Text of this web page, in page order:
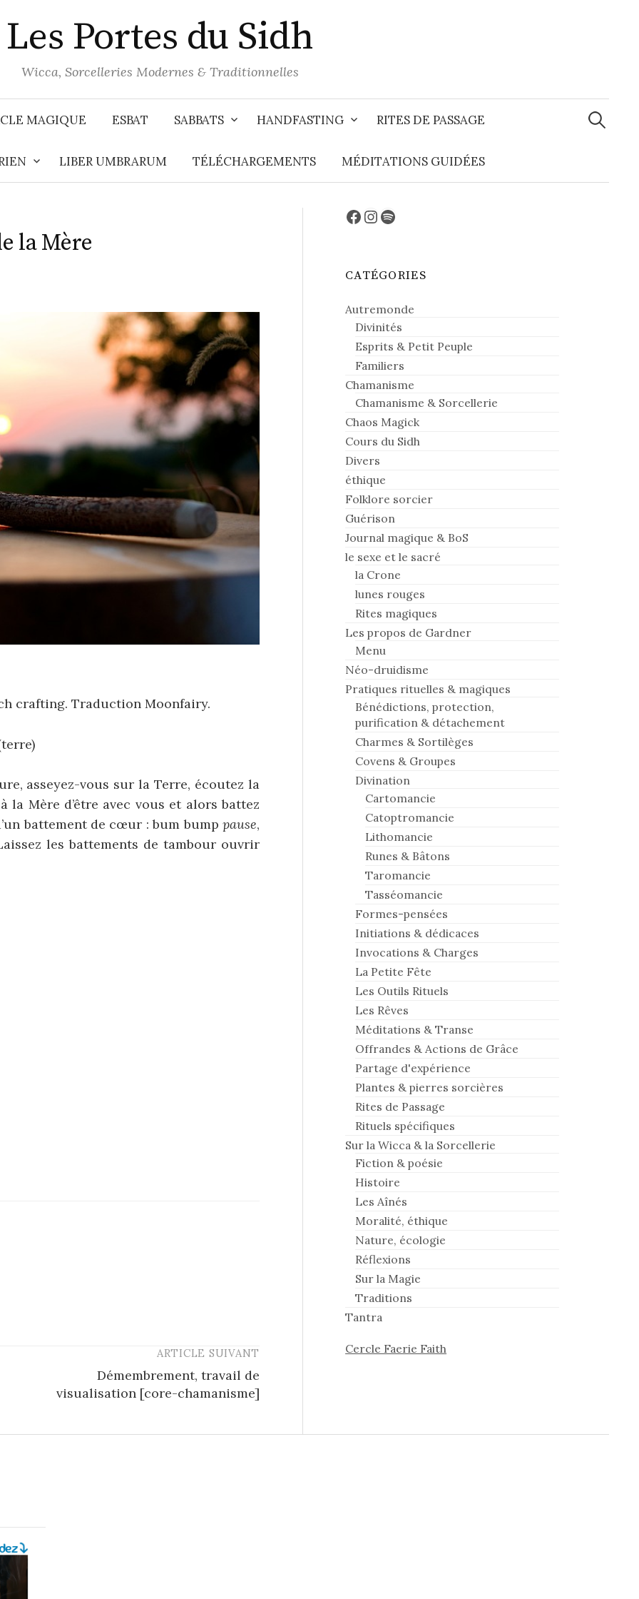
Les Portes du Sidh
Wicca, Sorcelleries Modernes & Traditionnelles
MAGIQUE ESBAT SABBATS HANDFASTING RITES DE PASSAGE
LIBER UMBRARUM TÉLÉCHARGEMENTS MÉDITATIONS GUIDÉES
la Mère
crafting. Traduction Moonfairy.
asseyez-vous sur la Terre, écoutez la
la Mère d’être avec vous et alors battez
battement de cœur : bum bump pause,
les battements de tambour ouvrir
ARTICLE SUIVANT
Démembrement, travail de
visualisation [core-chamanisme]
Facebook
Instagram
Spotify
CATÉGORIES
Autremonde
Divinités
Esprits & Petit Peuple
Familiers
Chamanisme
Chamanisme & Sorcellerie
Chaos Magick
Cours du Sidh
Divers
éthique
Folklore sorcier
Guérison
Journal magique & BoS
le sexe et le sacré
la Crone
lunes rouges
Rites magiques
Les propos de Gardner
Menu
Néo-druidisme
Pratiques rituelles & magiques
Bénédictions, protection,
purification & détachement
Charmes & Sortilèges
Covens & Groupes
Divination
Cartomancie
Catoptromancie
Lithomancie
Runes & Bâtons
Taromancie
Tasséomancie
Formes-pensées
Initiations & dédicaces
Invocations & Charges
La Petite Fête
Les Outils Rituels
Les Rêves
Méditations & Transe
Offrandes & Actions de Grâce
Partage d'expérience
Plantes & pierres sorcières
Rites de Passage
Rituels spécifiques
Sur la Wicca & la Sorcellerie
Fiction & poésie
Histoire
Les Aînés
Moralité, éthique
Nature, écologie
Réflexions
Sur la Magie
Traditions
Tantra
Cercle Faerie Faith